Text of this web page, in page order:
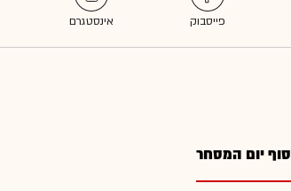
סוף יום המסחר